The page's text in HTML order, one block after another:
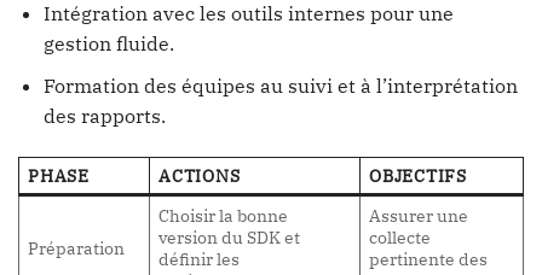
Intégration avec les outils internes pour une
gestion fluide.
Formation des équipes au suivi et à l’interprétation
des rapports.
PHASE ACTIONS OBJECTIFS
Préparation
Choisir la bonne
version du SDK et
définir les
Assurer une
collecte
pertinente des